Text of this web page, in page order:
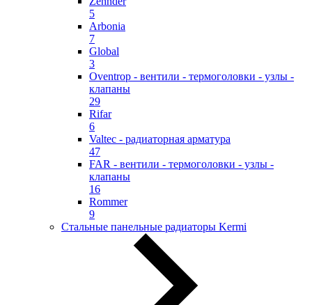
5
Arbonia
7
Global
3
Oventrop - вентили - термоголовки - узлы -
клапаны
29
Rifar
6
Valtec - радиаторная арматура
47
FAR - вентили - термоголовки - узлы -
клапаны
16
Rommer
9
Стальные панельные радиаторы Kermi